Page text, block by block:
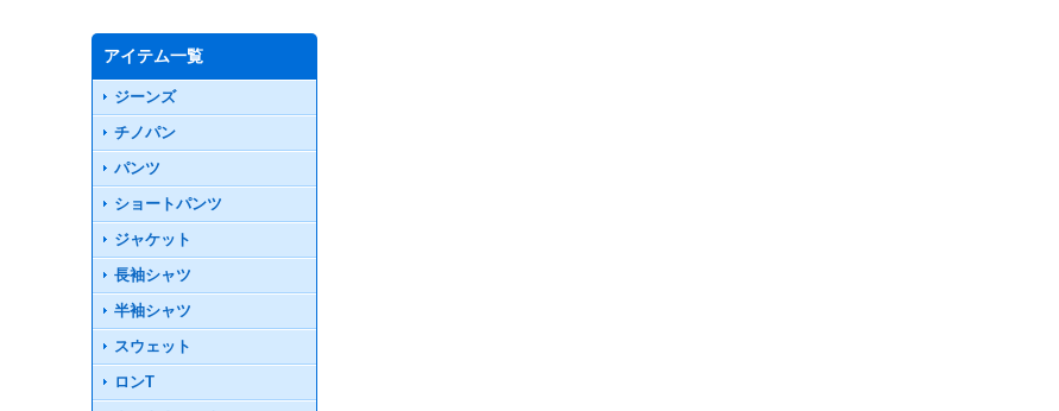
アイテム一覧
ジーンズ
チノパン
パンツ
ショートパンツ
ジャケット
長袖シャツ
半袖シャツ
スウェット
ロンT